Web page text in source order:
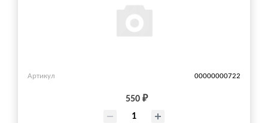
Артикул 00000000722
550 ₽